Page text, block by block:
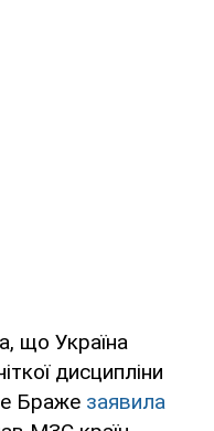
що Україна
дисципліни
Браже заявила